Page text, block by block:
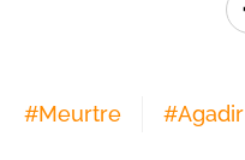
#Meurtre #Agadir